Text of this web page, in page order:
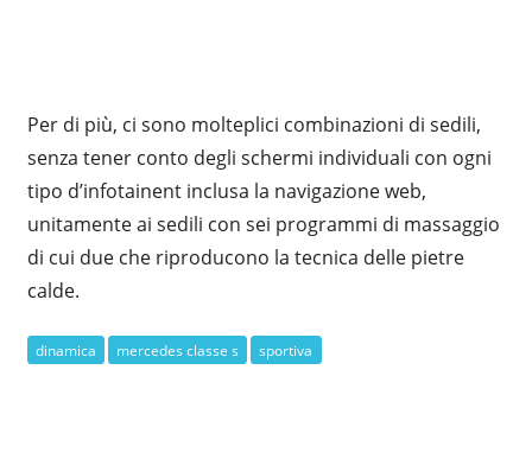
Per di più, ci sono molteplici combinazioni di sedili,
senza tener conto degli schermi individuali con ogni
tipo d’infotainent inclusa la navigazione web,
unitamente ai sedili con sei programmi di massaggio
di cui due che riproducono la tecnica delle pietre
calde.
dinamica mercedes classe s sportiva